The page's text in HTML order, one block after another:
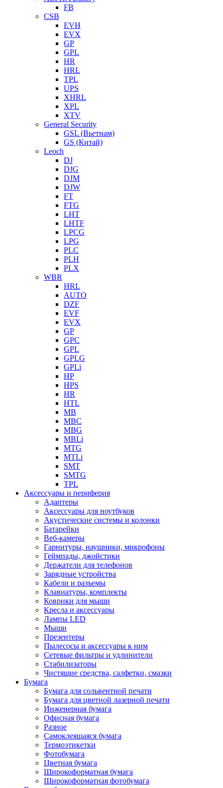
FB
CSB
EVH
EVX
GP
GPL
HR
HRL
TPL
UPS
XHRL
XPL
XTV
General Security
GSL (Вьетнам)
GS (Китай)
Leoch
DJ
DJG
DJM
DJW
FT
FTG
LHT
LHTF
LPCG
LPG
PLC
PLH
PLX
WBR
HRL
AUTO
DZF
EVF
EVX
GP
GPC
GPL
GPLG
GPLi
HP
HPS
HR
HTL
MB
MBC
MBG
MBLi
MTG
MTLi
SMT
SMTG
TPL
Аксессуары и периферия
Адаптеры
Аксессуары для ноутбуков
Акустические системы и колонки
Батарейки
Веб-камеры
Гарнитуры, наушники, микрофоны
Геймпады, джойстики
Держатели для телефонов
Зарядные устройства
Кабели и разъемы
Клавиатуры, комплекты
Коврики для мыши
Кресла и аксессуары
Лампы LED
Мыши
Презентеры
Пылесосы и аксессуары к ним
Сетевые фильтры и удлинители
Стабилизаторы
Чистящие средства, салфетки, смазки
Бумага
Бумага для сольвентной печати
Бумага для цветной лазерной печати
Инженерная бумага
Офисная бумага
Разное
Самоклеящаяся бумага
Термоэтикетки
Фотобумага
Цветная бумага
Широкоформатная бумага
Широкоформатная фотобумага